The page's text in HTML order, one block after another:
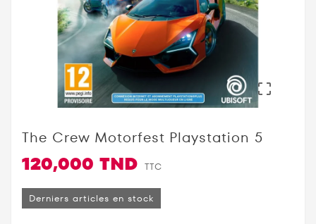

The Crew Motorfest Playstation 5
120,000 TND TTC
Derniers articles en stock